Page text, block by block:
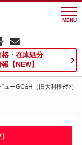
MENU
格・在庫処分
【NEW】
ューGC&H（旧大利根ﾁｻﾝ）